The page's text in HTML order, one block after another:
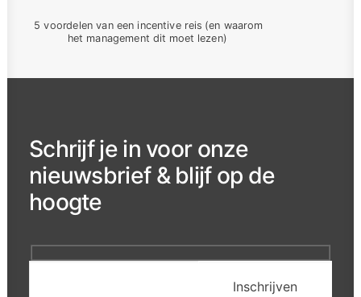
5 voordelen van een incentive reis (en waarom
het management dit moet lezen)
Schrijf je in voor onze
nieuwsbrief & blijf op de
hoogte